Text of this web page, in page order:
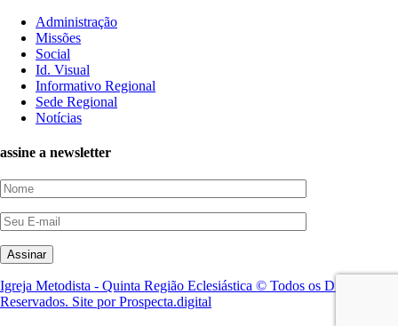
Administração
Missões
Social
Id. Visual
Informativo Regional
Sede Regional
Notícias
assine a newsletter
Igreja Metodista - Quinta Região Eclesiástica © Todos os Direitos
Reservados. Site por Prospecta.digital